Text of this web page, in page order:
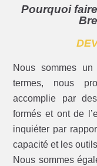
Pourquoi
Nous sommes un
termes, nous
accomplie par
formés et ont de
inquiéter par
capacité et les
Nous sommes